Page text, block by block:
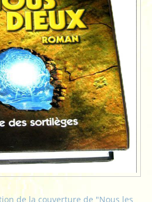
de la couverture de "Nous les